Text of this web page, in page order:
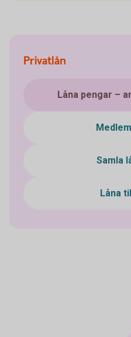
Privatlån
Låna pengar –
Samla
Låna